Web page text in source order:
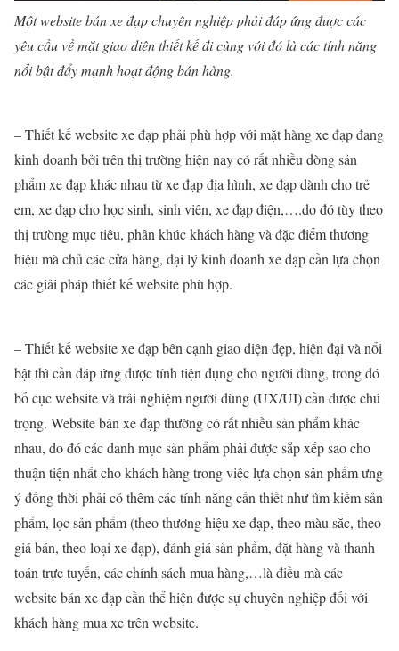
Một website bán xe đạp chuyên nghiệp phải đáp ứng được các
yêu cầu về mặt giao diện thiết kế đi cùng với đó là các tính năng
nổi bật đẩy mạnh hoạt động bán hàng.
– Thiết kế website xe đạp phải phù hợp với mặt hàng xe đạp đang
kinh doanh bởi trên thị trường hiện nay có rất nhiều dòng sản
phẩm xe đạp khác nhau từ xe đạp địa hình, xe đạp dành cho trẻ
em, xe đạp cho học sinh, sinh viên, xe đạp điện,….do đó tùy theo
thị trường mục tiêu, phân khúc khách hàng và đặc điểm thương
hiệu mà chủ các cửa hàng, đại lý kinh doanh xe đạp cần lựa chọn
các giải pháp thiết kế website phù hợp.
– Thiết kế website xe đạp bên cạnh giao diện đẹp, hiện đại và nổi
bật thì cần đáp ứng được tính tiện dụng cho người dùng, trong đó
bố cục website và trải nghiệm người dùng (UX/UI) cần được chú
trọng. Website bán xe đạp thường có rất nhiều sản phẩm khác
nhau, do đó các danh mục sản phẩm phải được sắp xếp sao cho
thuận tiện nhất cho khách hàng trong việc lựa chọn sản phẩm ưng
ý đồng thời phải có thêm các tính năng cần thiết như tìm kiếm sản
phẩm, lọc sản phẩm (theo thương hiệu xe đạp, theo màu sắc, theo
giá bán, theo loại xe đạp), đánh giá sản phẩm, đặt hàng và thanh
toán trực tuyến, các chính sách mua hàng,…là điều mà các
website bán xe đạp cần thể hiện được sự chuyên nghiệp đối với
khách hàng mua xe trên website.